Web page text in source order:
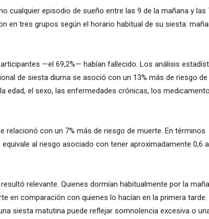
cualquier episodio de sueño entre las 9 de la mañana y las
en tres grupos según el horario habitual de su siesta:
—el 69,2%— habían fallecido. Los análisis
de siesta diurna se asoció con un 13% más de riesgo
edad, el sexo, las enfermedades crónicas, los
relacionó con un 7% más de riesgo de muerte. En términos
al riesgo asociado con tener aproximadamente 0,6
relevante. Quienes dormían habitualmente por la
en comparación con quienes lo hacían en la primera tarde.
siesta matutina puede reflejar somnolencia excesiva o